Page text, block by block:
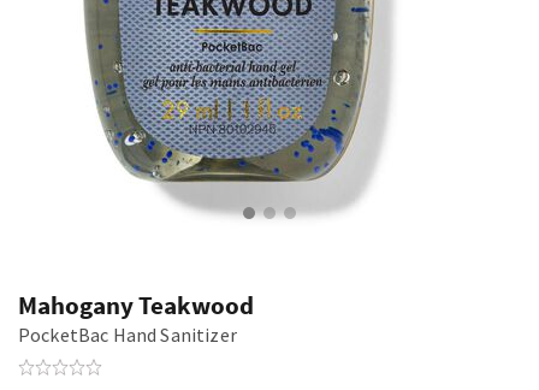
Mahogany Teakwood
PocketBac Hand Sanitizer